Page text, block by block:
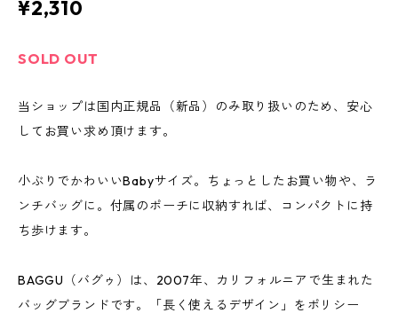
¥2,310
SOLD OUT
当ショップは国内正規品（新品）のみ取り扱いのため、安心
してお買い求め頂けます。
小ぶりでかわいいBabyサイズ。ちょっとしたお買い物や、ラ
ンチバッグに。付属のポーチに収納すれば、コンパクトに持
ち歩けます。
BAGGU（バグゥ）は、2007年、カリフォルニアで生まれた
バッグブランドです。「長く使えるデザイン」をポリシー